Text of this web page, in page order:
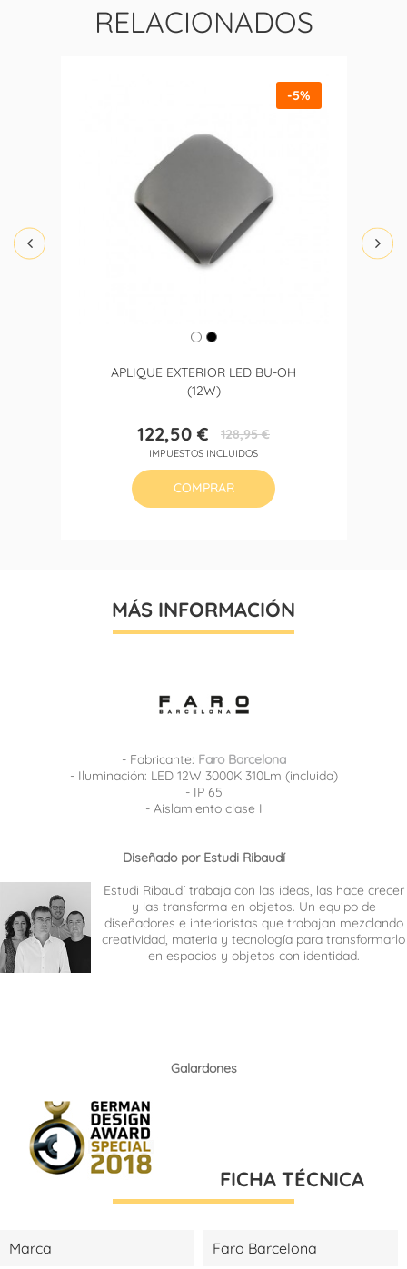
RELACIONADOS
APLIQUE EXTERIOR LED BU-OH
(12W)
Precio
122,50 €Precio
base
128,95 €
IMPUESTOS INCLUIDOS
-5%
COMPRAR
MÁS INFORMACIÓN
- Fabricante: Faro Barcelona
- Iluminación: LED 12W 3000K 310Lm (incluida)
- IP 65
- Aislamiento clase I
Diseñado por Estudi Ribaudí
Estudi Ribaudí trabaja con las ideas, las hace crecer
y las transforma en objetos. Un equipo de
diseñadores e interioristas que trabajan mezclando
creatividad, materia y tecnología para transformarlo
en espacios y objetos con identidad.
Galardones
FICHA TÉCNICA
Marca Faro Barcelona